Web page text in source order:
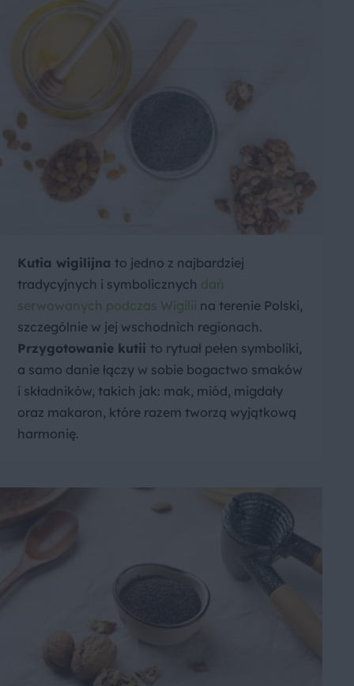
Kutia wigilijna to jedno z najbardziej
tradycyjnych i symbolicznych dań
serwowanych podczas Wigilii na terenie Polski,
szczególnie w jej wschodnich regionach.
Przygotowanie kutii to rytuał pełen symboliki,
a samo danie łączy w sobie bogactwo smaków
i składników, takich jak: mak, miód, migdały
oraz makaron, które razem tworzą wyjątkową
harmonię.